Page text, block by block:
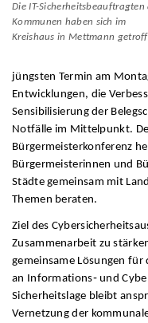
Die IT-Sicherheitsbeauftragten
Kommunen haben sich im
Kreishaus in Mettmann
jüngsten Termin am
Entwicklungen, die
Sensibilisierung der
Notfälle im Mittelpunkt.
Bürgermeisterkonferenz
Bürgermeisterinnen und
Städte gemeinsam mit
Themen beraten.
Ziel des
Zusammenarbeit zu
gemeinsame Lösungen
an Informations‑ und
Sicherheitslage bleibt
Vernetzung der